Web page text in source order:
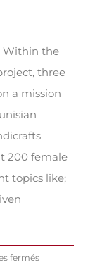
Within the
three
a mission
200 female
topics like;
ferméssur